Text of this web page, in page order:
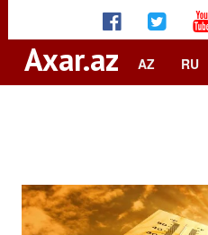
Axar.az AZ RU